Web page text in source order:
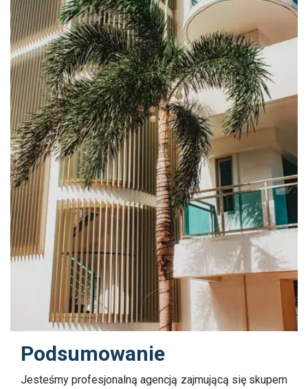
Podsumowanie
Jesteśmy profesjonalną agencją zajmującą się skupem